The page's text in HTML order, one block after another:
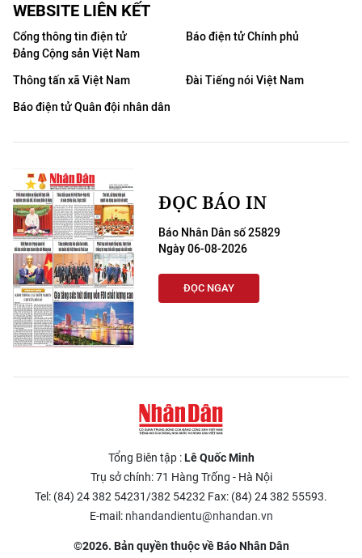
WEBSITE LIÊN KẾT
Cổng thông tin điện tử
Đảng Cộng sản Việt Nam
Báo điện tử Chính phủ
Thông tấn xã Việt Nam
Đài Tiếng nói Việt Nam
Báo điện tử Quân đội nhân dân
ĐỌC BÁO IN
Báo Nhân Dân số 25829
Ngày 06-08-2026
ĐỌC NGAY
Tổng Biên tập :Lê Quốc Minh
Trụ sở chính: 71 Hàng Trống - Hà Nội
Tel: (84) 24 382 54231/382 54232 Fax: (84) 24 382 55593.
E-mail: nhandandientu@nhandan.vn
©2026. Bản quyền thuộc về Báo Nhân Dân